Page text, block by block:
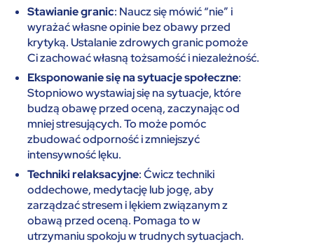
Stawianie granic: Naucz się mówić “nie” i
wyrażać własne opinie bez obawy przed
krytyką. Ustalanie zdrowych granic pomoże
Ci zachować własną tożsamość i niezależność.
Eksponowanie się na sytuacje społeczne:
Stopniowo wystawiaj się na sytuacje, które
budzą obawę przed oceną, zaczynając od
mniej stresujących. To może pomóc
zbudować odporność i zmniejszyć
intensywność lęku.
Techniki relaksacyjne: Ćwicz techniki
oddechowe, medytację lub jogę, aby
zarządzać stresem i lękiem związanym z
obawą przed oceną. Pomaga to w
utrzymaniu spokoju w trudnych sytuacjach.